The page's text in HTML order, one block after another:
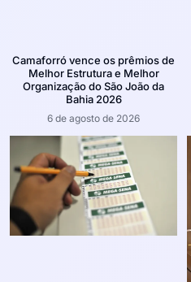
Camaforró vence os prêmios de
Melhor Estrutura e Melhor
Organização do São João da
Bahia 2026
6 de agosto de 2026